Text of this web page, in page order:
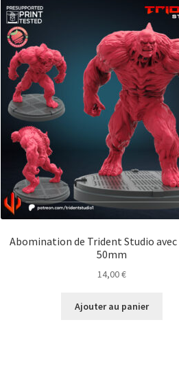
Abomination de Trident Studio avec
50mm
14,00€
Ajouter au panier